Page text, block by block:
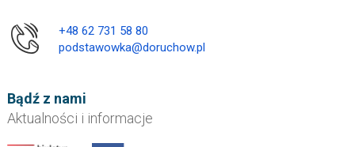
+48 62 731 58 80
podstawowka@doruchow.pl
Bądź z nami
Aktualności i informacje